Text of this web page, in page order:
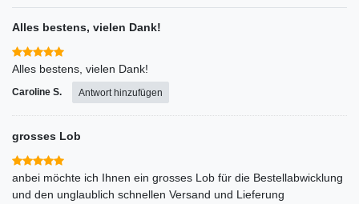
Alles bestens, vielen Dank!
Alles bestens, vielen Dank!
Caroline S. Antwort hinzufügen
grosses Lob
anbei möchte ich Ihnen ein grosses Lob für die Bestellabwicklung
und den unglaublich schnellen Versand und Lieferung